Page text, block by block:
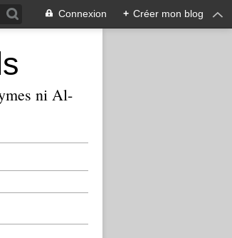
Connexion + Créer mon blog
ni Al-